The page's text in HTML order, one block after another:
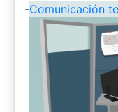
-Comunicación